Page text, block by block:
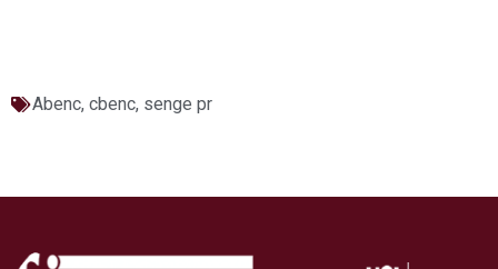
Abenc, cbenc, senge pr